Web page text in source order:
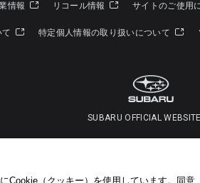
情報 リコール情報 サイトのご使用
特定個人情報の取り扱いについて
SUBARU OFFICIAL WEBSITE
Cookie（クッキー）を使用しています。​ 同意